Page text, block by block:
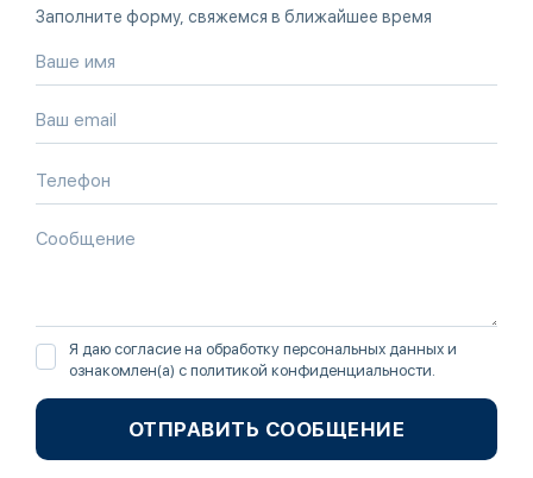
Заполните форму, свяжемся в ближайшее время
Я даю согласие на обработку персональных данных и
ознакомлен(а) с политикой конфиденциальности
ОТПРАВИТЬ СООБЩЕНИЕ